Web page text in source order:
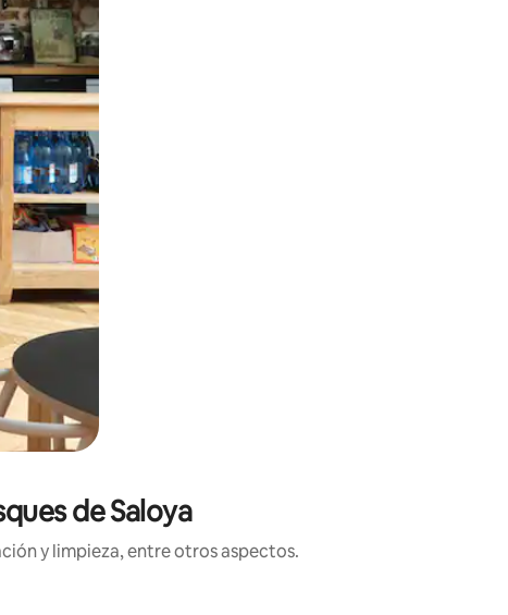
tocando y deslizando la pantalla.
de Saloya
y limpieza, entre otros aspectos.